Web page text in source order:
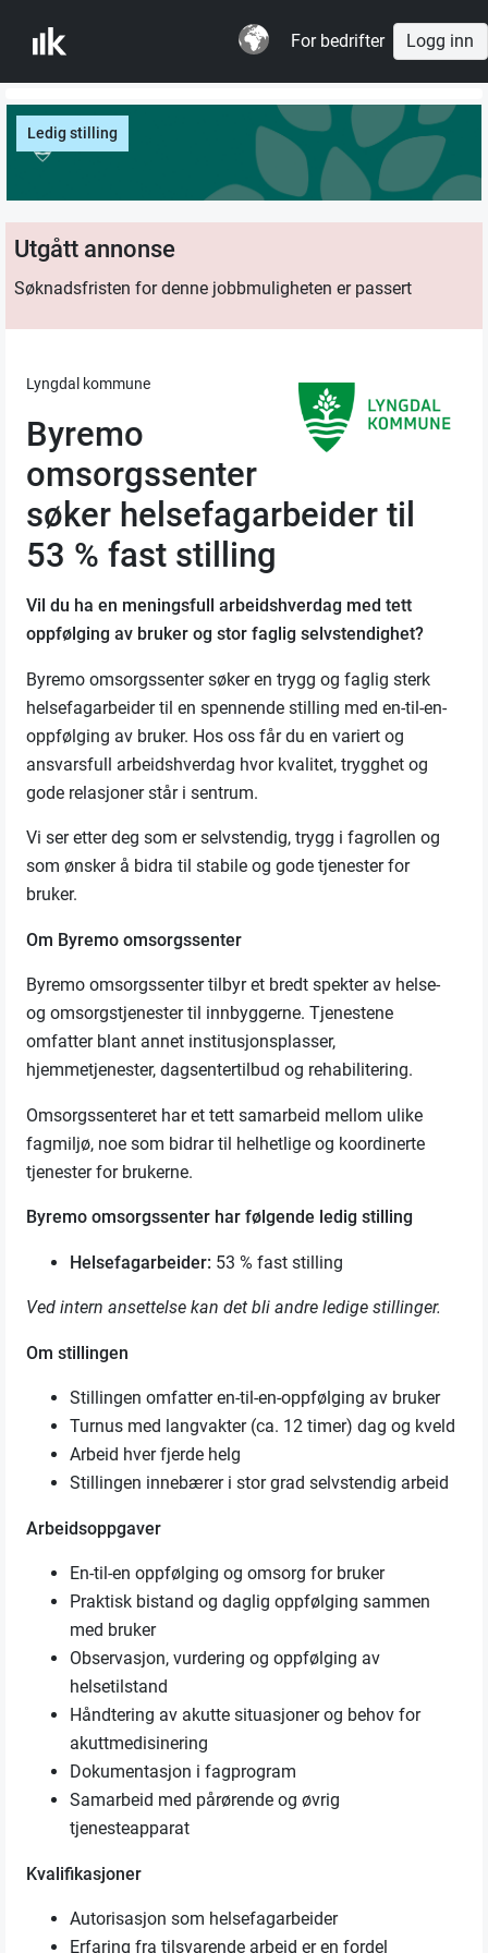
For bedrifter Logg inn
Ledig stilling
Utgått annonse
Søknadsfristen for denne jobbmuligheten er passert
Lyngdal kommune
Byremo
omsorgssenter
søker helsefagarbeider til
53 % fast stilling
Vil du ha en meningsfull arbeidshverdag med tett
oppfølging av bruker og stor faglig selvstendighet?
Byremo omsorgssenter søker en trygg og faglig sterk
helsefagarbeider til en spennende stilling med en-til-en-
oppfølging av bruker. Hos oss får du en variert og
ansvarsfull arbeidshverdag hvor kvalitet, trygghet og
gode relasjoner står i sentrum.
Vi ser etter deg som er selvstendig, trygg i fagrollen og
som ønsker å bidra til stabile og gode tjenester for
bruker.
Om Byremo omsorgssenter
Byremo omsorgssenter tilbyr et bredt spekter av helse-
og omsorgstjenester til innbyggerne. Tjenestene
omfatter blant annet institusjonsplasser,
hjemmetjenester, dagsentertilbud og rehabilitering.
Omsorgssenteret har et tett samarbeid mellom ulike
fagmiljø, noe som bidrar til helhetlige og koordinerte
tjenester for brukerne.
Byremo omsorgssenter har følgende ledig stilling
Helsefagarbeider: 53 % fast stilling
Ved intern ansettelse kan det bli andre ledige stillinger.
Om stillingen
Stillingen omfatter en-til-en-oppfølging av bruker
Turnus med langvakter (ca. 12 timer) dag og kveld
Arbeid hver fjerde helg
Stillingen innebærer i stor grad selvstendig arbeid
Arbeidsoppgaver
En-til-en oppfølging og omsorg for bruker
Praktisk bistand og daglig oppfølging sammen
med bruker
Observasjon, vurdering og oppfølging av
helsetilstand
Håndtering av akutte situasjoner og behov for
akuttmedisinering
Dokumentasjon i fagprogram
Samarbeid med pårørende og øvrig
tjenesteapparat
Kvalifikasjoner
Autorisasjon som helsefagarbeider
Erfaring fra tilsvarende arbeid er en fordel